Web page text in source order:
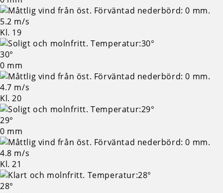
5.2 m/s
Kl. 19
30°
0 mm
4.7 m/s
Kl. 20
29°
0 mm
4.8 m/s
Kl. 21
28°